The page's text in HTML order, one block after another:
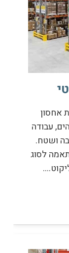
אחסון
עבודה
ושטח.
לסוג